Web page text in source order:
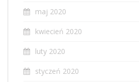
maj 2020
kwiecień 2020
luty 2020
styczeń 2020